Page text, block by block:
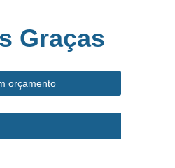
José dos Campos
em Cachorro
em Gatos
para Cachorro
Graças
orçamento